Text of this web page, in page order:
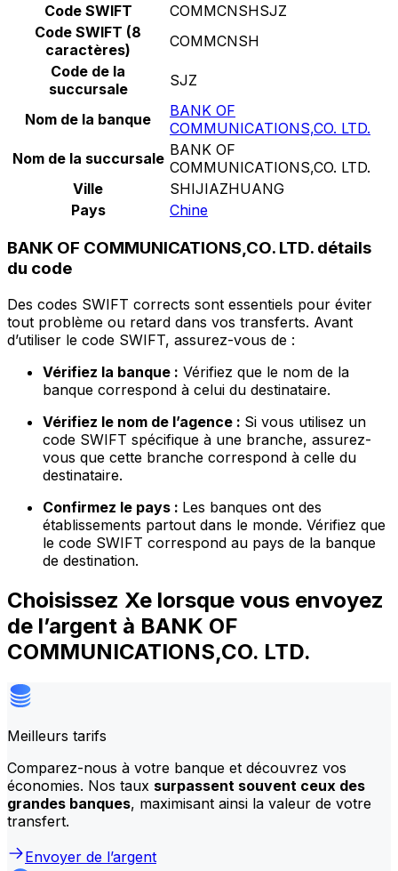
Code SWIFT
COMMCNSHSJZ
Code SWIFT (8
caractères)
COMMCNSH
Code de la
succursale
SJZ
Nom de la banque
BANK OF
COMMUNICATIONS,CO. LTD.
Nom de la succursale BANK OF
COMMUNICATIONS,CO. LTD.
Ville
SHIJIAZHUANG
Pays
Chine
BANK OF COMMUNICATIONS,CO. LTD. détails
du code
Des codes SWIFT corrects sont essentiels pour éviter
tout problème ou retard dans vos transferts. Avant
d’utiliser le code SWIFT, assurez-vous de :
Vérifiez la banque : Vérifiez que le nom de la
banque correspond à celui du destinataire.
Vérifiez le nom de l’agence : Si vous utilisez un
code SWIFT spécifique à une branche, assurez-
vous que cette branche correspond à celle du
destinataire.
Confirmez le pays : Les banques ont des
établissements partout dans le monde. Vérifiez que
le code SWIFT correspond au pays de la banque
de destination.
Choisissez Xe lorsque vous envoyez
de l’argent à BANK OF
COMMUNICATIONS,CO. LTD.
Meilleurs tarifs
Comparez-nous à votre banque et découvrez vos
économies. Nos taux surpassent souvent ceux des
grandes banques, maximisant ainsi la valeur de votre
transfert.
Envoyer de l’argent